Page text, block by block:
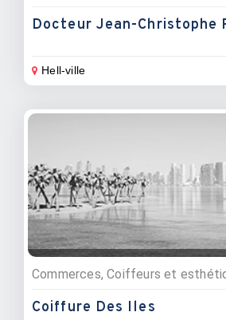
Docteur Jean-Christophe
Hell-ville
Commerces, Coiffeurs et
Coiffure Des Iles